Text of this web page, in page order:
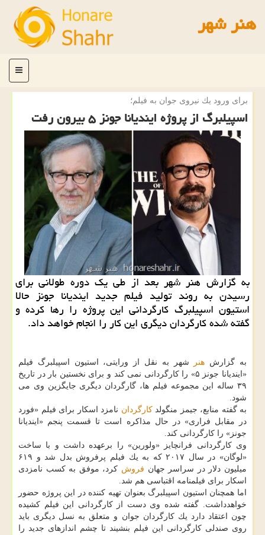
هنر شهر
منو
برای ورود یك نیروی جوان به فیلم؛
اسپیلبرگ از پروژه ایندیانا جونز ۵ بیرون رفت
به گزارش هنر شهر بعد از طی یك دوره طولانی برای
رسیدن به روند تولید فیلم جدید ایندیانا جونز حالا
استیون اسپیلبرگ كارگردانی این پروژه را رها كرده و
گفته شده كارگردان دیگری این كار را انجام خواهد داد.
به گزارش هنر
شهر به نقل از ورایتی، استیون اسپیلبرگ فیلم
«ایندیانا جونز ۵» را كارگردانی نمی كند و برای نخستین بار در تاریخ
۳۹ ساله این مجموعه فیلم ها، گارگردان دیگری جایگزین وی می
شود.
به گفته منابع، جیمز منگولدكارگردان نامزد اسكار برای فیلم «فورد
در مقابل فراری» در حال مذاكره است تا قسمت پنجم «ایندیانا
جونز» را كارگردانی كند.
وی كارگردانی فرانچایز «ولورین» را برعهده داشت و با ساخت
«لوگان» در سال ۲۰۱۷ كه به یك فیلم پرفروش بدل شد و ۶۱۹
میلیون دلار در سراسر جهان فروش كرد، موفق به كسب نامزدی
اسكار برای فیلمنامه اقتباسی هم شد.
اما همچنان استیون اسپیلبرگ بعنوان تهیه كننده در این پروژه حضور
خواهدداشت. گفته شده وی دست از كارگردانی این فیلم كشیده
چون اعتقاد دارد یك كارگردان جوان و متعلق به نسل دیگری باید
روی صندلی كارگردانی این فیلم بنشیند تا چشم اندازهای جدید را